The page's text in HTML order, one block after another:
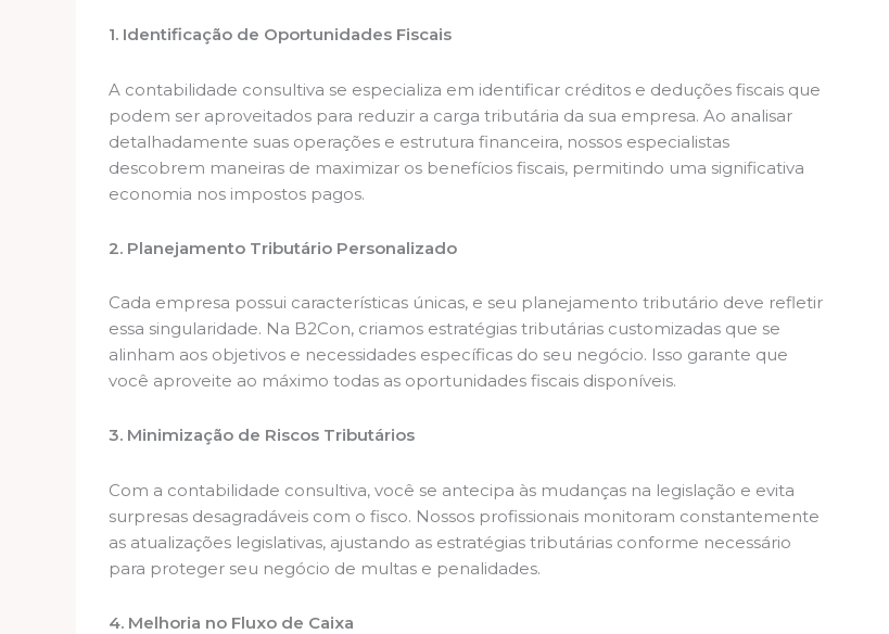
1. Identificação de Oportunidades Fiscais
A contabilidade consultiva se especializa em identificar créditos e deduções fiscais que
podem ser aproveitados para reduzir a carga tributária da sua empresa. Ao analisar
detalhadamente suas operações e estrutura financeira, nossos especialistas
descobrem maneiras de maximizar os benefícios fiscais, permitindo uma significativa
economia nos impostos pagos.
2. Planejamento Tributário Personalizado
Cada empresa possui características únicas, e seu planejamento tributário deve refletir
essa singularidade. Na B2Con, criamos estratégias tributárias customizadas que se
alinham aos objetivos e necessidades específicas do seu negócio. Isso garante que
você aproveite ao máximo todas as oportunidades fiscais disponíveis.
3. Minimização de Riscos Tributários
Com a contabilidade consultiva, você se antecipa às mudanças na legislação e evita
surpresas desagradáveis com o fisco. Nossos profissionais monitoram constantemente
as atualizações legislativas, ajustando as estratégias tributárias conforme necessário
para proteger seu negócio de multas e penalidades.
4. Melhoria no Fluxo de Caixa